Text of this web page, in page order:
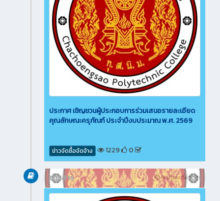
ประกาศ เชิญชวนผู้ประกอบการร่วมเสนอรายละเอียด
คุณลักษณะครุภัณฑ์ ประจำปีงบประมาณ พ.ศ. 2569
ข่าวจัดซื้อจัดจ้าง 1229 0
9 เดือน ที่ผ่านมา
ข่าวสาร